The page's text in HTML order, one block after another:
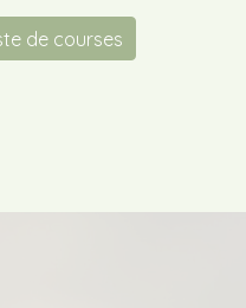
de courses